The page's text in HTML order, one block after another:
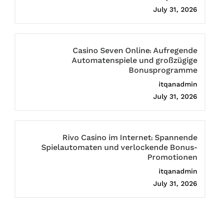
July 31, 2026
Casino Seven Online: Aufregende
Automatenspiele und großzügige
Bonusprogramme
itqanadmin
July 31, 2026
Rivo Casino im Internet: Spannende
Spielautomaten und verlockende Bonus-
Promotionen
itqanadmin
July 31, 2026